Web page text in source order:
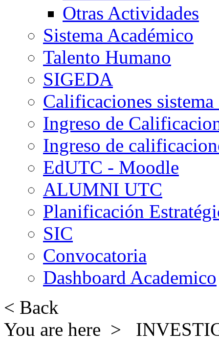
Otras Actividades
Sistema Académico
Talento Humano
SIGEDA
Calificaciones
Ingreso de
Ingreso de
EdUTC - Moodle
ALUMNI UTC
Planificación
SIC
Convocatoria
Dashboard Academico
< Back
You are here >